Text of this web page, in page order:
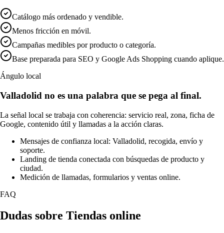
Catálogo más ordenado y vendible.
Menos fricción en móvil.
Campañas medibles por producto o categoría.
Base preparada para SEO y Google Ads Shopping cuando aplique.
Ángulo local
Valladolid no es una palabra que se pega al final.
La señal local se trabaja con coherencia: servicio real, zona, ficha de
Google, contenido útil y llamadas a la acción claras.
Mensajes de confianza local: Valladolid, recogida, envío y
soporte.
Landing de tienda conectada con búsquedas de producto y
ciudad.
Medición de llamadas, formularios y ventas online.
FAQ
Dudas sobre Tiendas online